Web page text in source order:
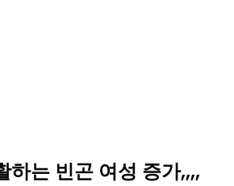
하는 빈곤 여성 증가,,,,